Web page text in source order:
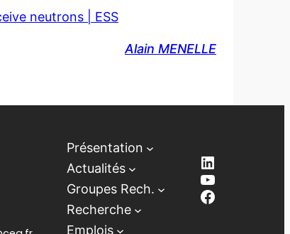
neutrons | ESS
Alain MENELLE
Présentation
Actualités
Groupes Rech.
Recherche
Emplois
LinkedIn
YouTube
Facebook